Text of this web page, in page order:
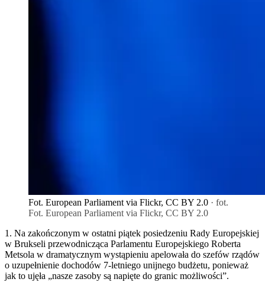
Fot. European Parliament via Flickr, CC BY 2.0 · fot.
Fot. European Parliament via Flickr, CC BY 2.0
1. Na zakończonym w ostatni piątek posiedzeniu Rady Europejskiej
w Brukseli przewodnicząca Parlamentu Europejskiego Roberta
Metsola w dramatycznym wystąpieniu apelowała do szefów rządów
o uzupełnienie dochodów 7-letniego unijnego budżetu, ponieważ
jak to ujęła „nasze zasoby są napięte do granic możliwości”.